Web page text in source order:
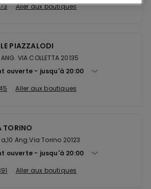
Aller aux boutiques
PIAZZALODI
VIA COLLETTA 20135
ouverte
jusqu'à 20:00
Aller aux boutiques
TORINO
Ang.Via Torino 20123
ouverte
jusqu'à 20:00
Aller aux boutiques